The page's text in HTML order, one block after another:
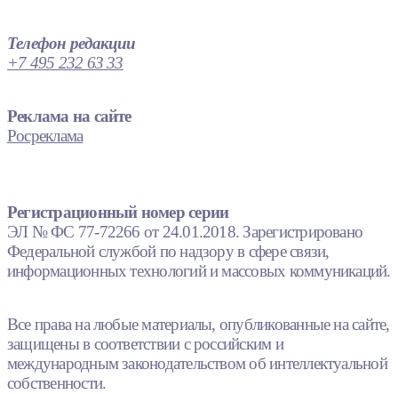
Телефон редакции
+7 495 232 63 33
Реклама на сайте
Росреклама
Регистрационный номер серии
ЭЛ № ФС 77-72266 от 24.01.2018. Зарегистрировано
Федеральной службой по надзору в сфере связи,
информационных технологий и массовых коммуникаций.
Все права на любые материалы, опубликованные на сайте,
защищены в соответствии с российским и
международным законодательством об интеллектуальной
собственности.